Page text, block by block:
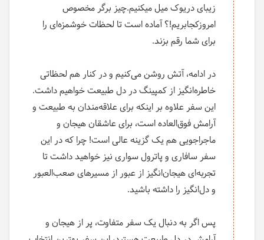
زیبای دریوک میل میکنیم.چیز برگر مخصوص
امروزکجابریم!؟ آماده است تا لحظات خوشمزه‌ای را
برای شما رقم بزند.
در ادامه، آتش روشن می‌کنیم و در کنار هم لحظاتی
خاطره‌انگیز از کمپینگ در دل طبیعت خواهیم داشت.
این سفر علاوه بر اینکه برای علاقه‌مندان به طبیعت و
آرامش فوق‌العاده است، برای عاشقان هیجان و
ماجراجویی هم یک گزینه عالی است! چرا که در این
سفر سافاری و پاترول سواری نیز خواهید داشت تا
تجربه‌ای هیجان‌انگیز از عبور از مسیرهای صعب‌العبور
و دل‌انگیز را داشته باشید.
پس اگر به دنبال یک سفر متفاوت، پر از هیجان و